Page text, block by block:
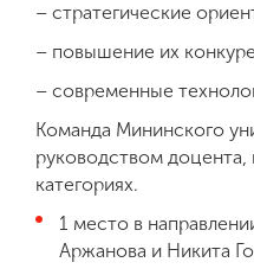
– стратегические
– повышение их
– современные
Команда Мининского
руководством доцента,
категориях.
1 место в
Аржанова и Никита